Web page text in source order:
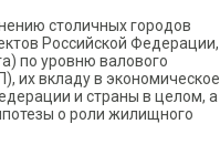
столичных городов
Российской Федерации,
по уровню валового
их вкладу в экономическое
и страны в целом, а
о роли жилищного